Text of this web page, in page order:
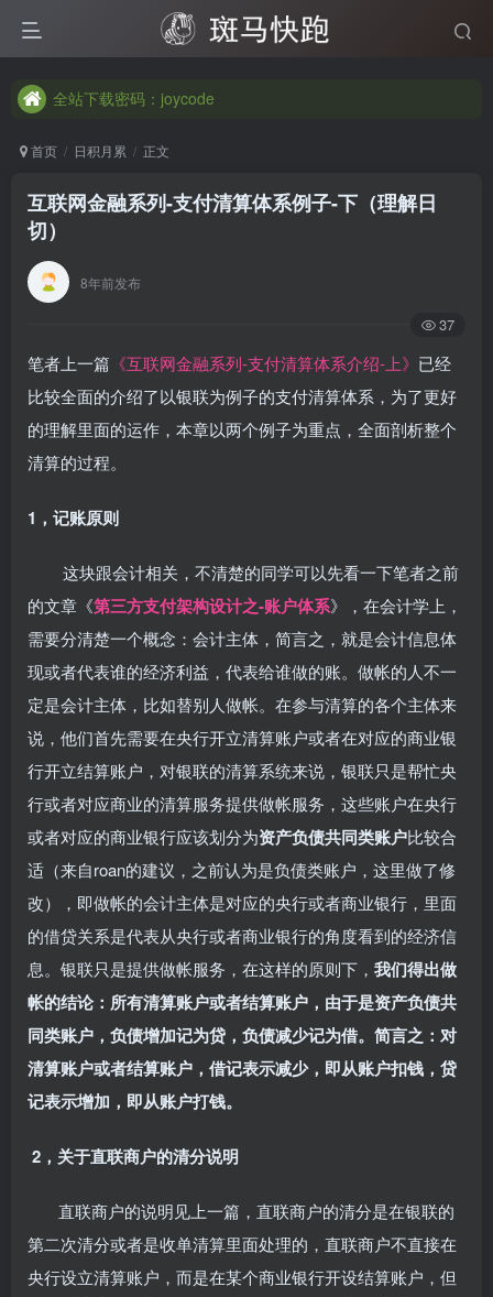
全站下载密码：joycode
全站下载密码：joycode
全站下载密码：joycode
首页 日积月累 正文
互联网金融系列-支付清算体系例子-下（理解日
切）
8年前发布
37
笔者上一篇 《互联网金融系列-支付清算体系介绍-上》 已经
比较全面的介绍了以银联为例子的支付清算体系，为了更好
的理解里面的运作，本章以两个例子为重点，全面剖析整个
清算的过程。
1，记账原则
这块跟会计相关，不清楚的同学可以先看一下笔者之前
的文章《第三方支付架构设计之-账户体系》，在会计学上，
需要分清楚一个概念：会计主体，简言之，就是会计信息体
现或者代表谁的经济利益，代表给谁做的账。做帐的人不一
定是会计主体，比如替别人做帐。在参与清算的各个主体来
说，他们首先需要在央行开立清算账户或者在对应的商业银
行开立结算账户，对银联的清算系统来说，银联只是帮忙央
行或者对应商业的清算服务提供做帐服务，这些账户在央行
或者对应的商业银行应该划分为资产负债共同类账户比较合
适（来自roan的建议，之前认为是负债类账户，这里做了修
改），即做帐的会计主体是对应的央行或者商业银行，里面
的借贷关系是代表从央行或者商业银行的角度看到的经济信
息。银联只是提供做帐服务，在这样的原则下， 我们得出做
帐的结论：所有清算账户或者结算账户，由于是资产负债共
同类账户，负债增加记为贷，负债减少记为借。简言之：对
清算账户或者结算账户，借记表示减少，即从账户扣钱，贷
记表示增加，即从账户打钱。
2，关于直联商户的清分说明
直联商户的说明见上一篇，直联商户的清分是在银联的
第二次清分或者是收单清算里面处理的，直联商户不直接在
央行设立清算账户，而是在某个商业银行开设结算账户，但